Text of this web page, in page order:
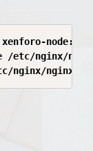
node:
etc/nginx/